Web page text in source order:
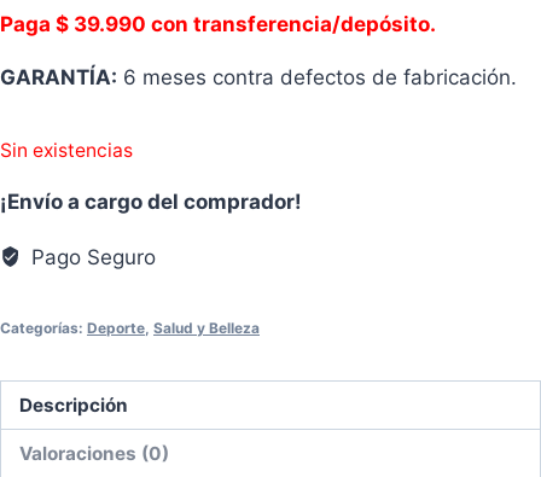
Paga $ 39.990 con transferencia/depósito.
GARANTÍA: 6 meses contra defectos de fabricación.
Sin existencias
¡Envío a cargo del comprador!
Pago Seguro
Categorías: Deporte, Salud y Belleza
Descripción
Valoraciones (0)